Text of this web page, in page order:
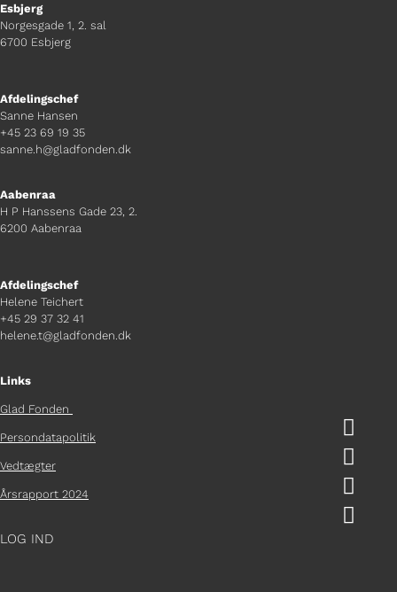
Esbjerg
Norgesgade 1, 2. sal
6700 Esbjerg
Afdelingschef
Sanne Hansen
+45 23 69 19 35
sanne.h@gladfonden.dk
Aabenraa
H P Hanssens Gade 23, 2.
6200 Aabenraa
Afdelingschef
Helene Teichert
+45 29 37 32 41
helene.t@gladfonden.dk
Links
Glad Fonden
Persondatapolitik
Vedtægter
Årsrapport 2024
LOG IND



